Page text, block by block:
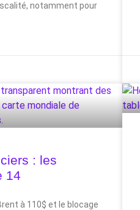
notamment pour
: les
14
à 110$ et le blocage